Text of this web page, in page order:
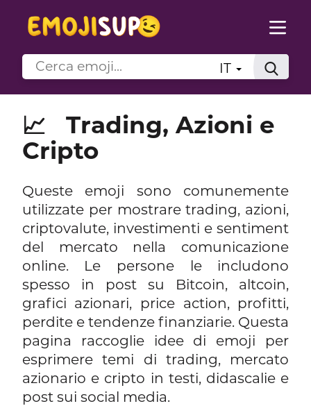
IT
📈
Trading, Azioni e
Cripto
Queste emoji sono comunemente
utilizzate per mostrare trading, azioni,
criptovalute, investimenti e sentiment
del mercato nella comunicazione
online. Le persone le includono
spesso in post su Bitcoin, altcoin,
grafici azionari, price action, profitti,
perdite e tendenze finanziarie. Questa
pagina raccoglie idee di emoji per
esprimere temi di trading, mercato
azionario e cripto in testi, didascalie e
post sui social media.